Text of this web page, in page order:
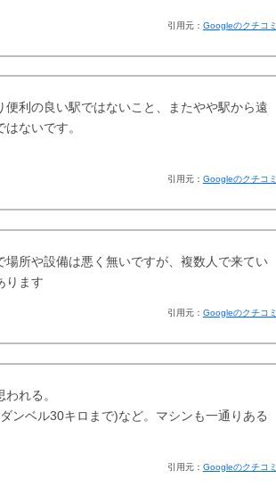
引用元： Googleのクチコミ
利の良い駅ではないこと、またやや駅から遠
ないです。
引用元： Googleのクチコミ
場所や設備は悪く無いですが、複数人で来てい
ります
引用元： Googleのクチコミ
れる。
ンベル30キロまで)など。マシンも一通りある
引用元： Googleのクチコミ